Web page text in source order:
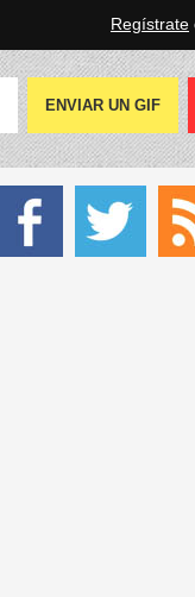
Regístrate
ENVIAR UN GIF